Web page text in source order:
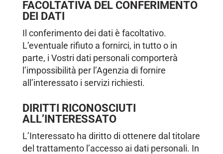
FACOLTATIVA DEL CONFERIMENTO
DEI DATI
Il conferimento dei dati è facoltativo.
L’eventuale rifiuto a fornirci, in tutto o in
parte, i Vostri dati personali comporterà
l’impossibilità per l’Agenzia di fornire
all’interessato i servizi richiesti.
DIRITTI RICONOSCIUTI
ALL’INTERESSATO
L’Interessato ha diritto di ottenere dal titolare
del trattamento l’accesso ai dati personali. In